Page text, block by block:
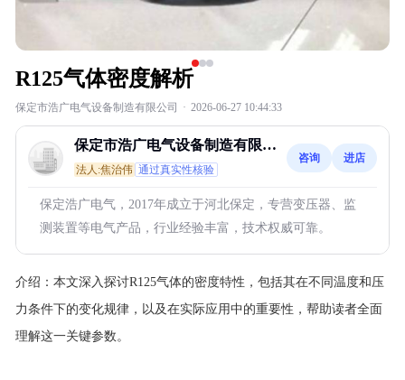
R125气体密度解析
保定市浩广电气设备制造有限公司 · 2026-06-27 10:44:33
保定市浩广电气设备制造有限公
司
法人:焦治伟 通过真实性核验
咨询 进店
保定浩广电气，2017年成立于河北保定，专营变压器、监
测装置等电气产品，行业经验丰富，技术权威可靠。
介绍： 本文深入探讨R125气体的密度特性，包括其在不同温度和压
力条件下的变化规律，以及在实际应用中的重要性，帮助读者全面
理解这一关键参数。